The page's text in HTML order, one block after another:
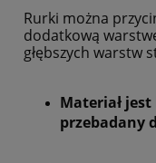
Rurki można
dodatkową
głębszych warstw
Materiał
przebadany